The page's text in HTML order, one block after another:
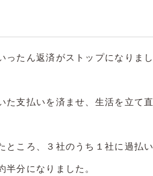
ったん返済がストップになりまし
た支払いを済ませ、生活を立て直
ところ、３社のうち１社に過払い
分になりました。